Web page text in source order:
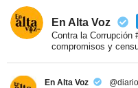
En Alta Voz
Contra la Corrupción
compromisos y
En Alta Voz